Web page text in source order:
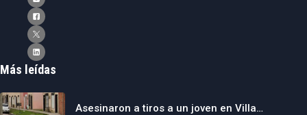
Más leídas
Asesinaron a tiros a un joven en Villa…